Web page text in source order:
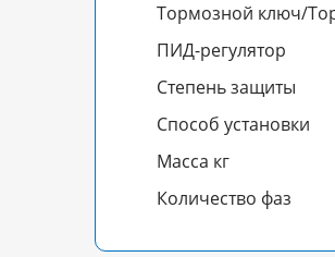
Тормозной ключ/
ПИД-регулятор
Степень защиты
Способ установки
Масса кг
Количество фаз